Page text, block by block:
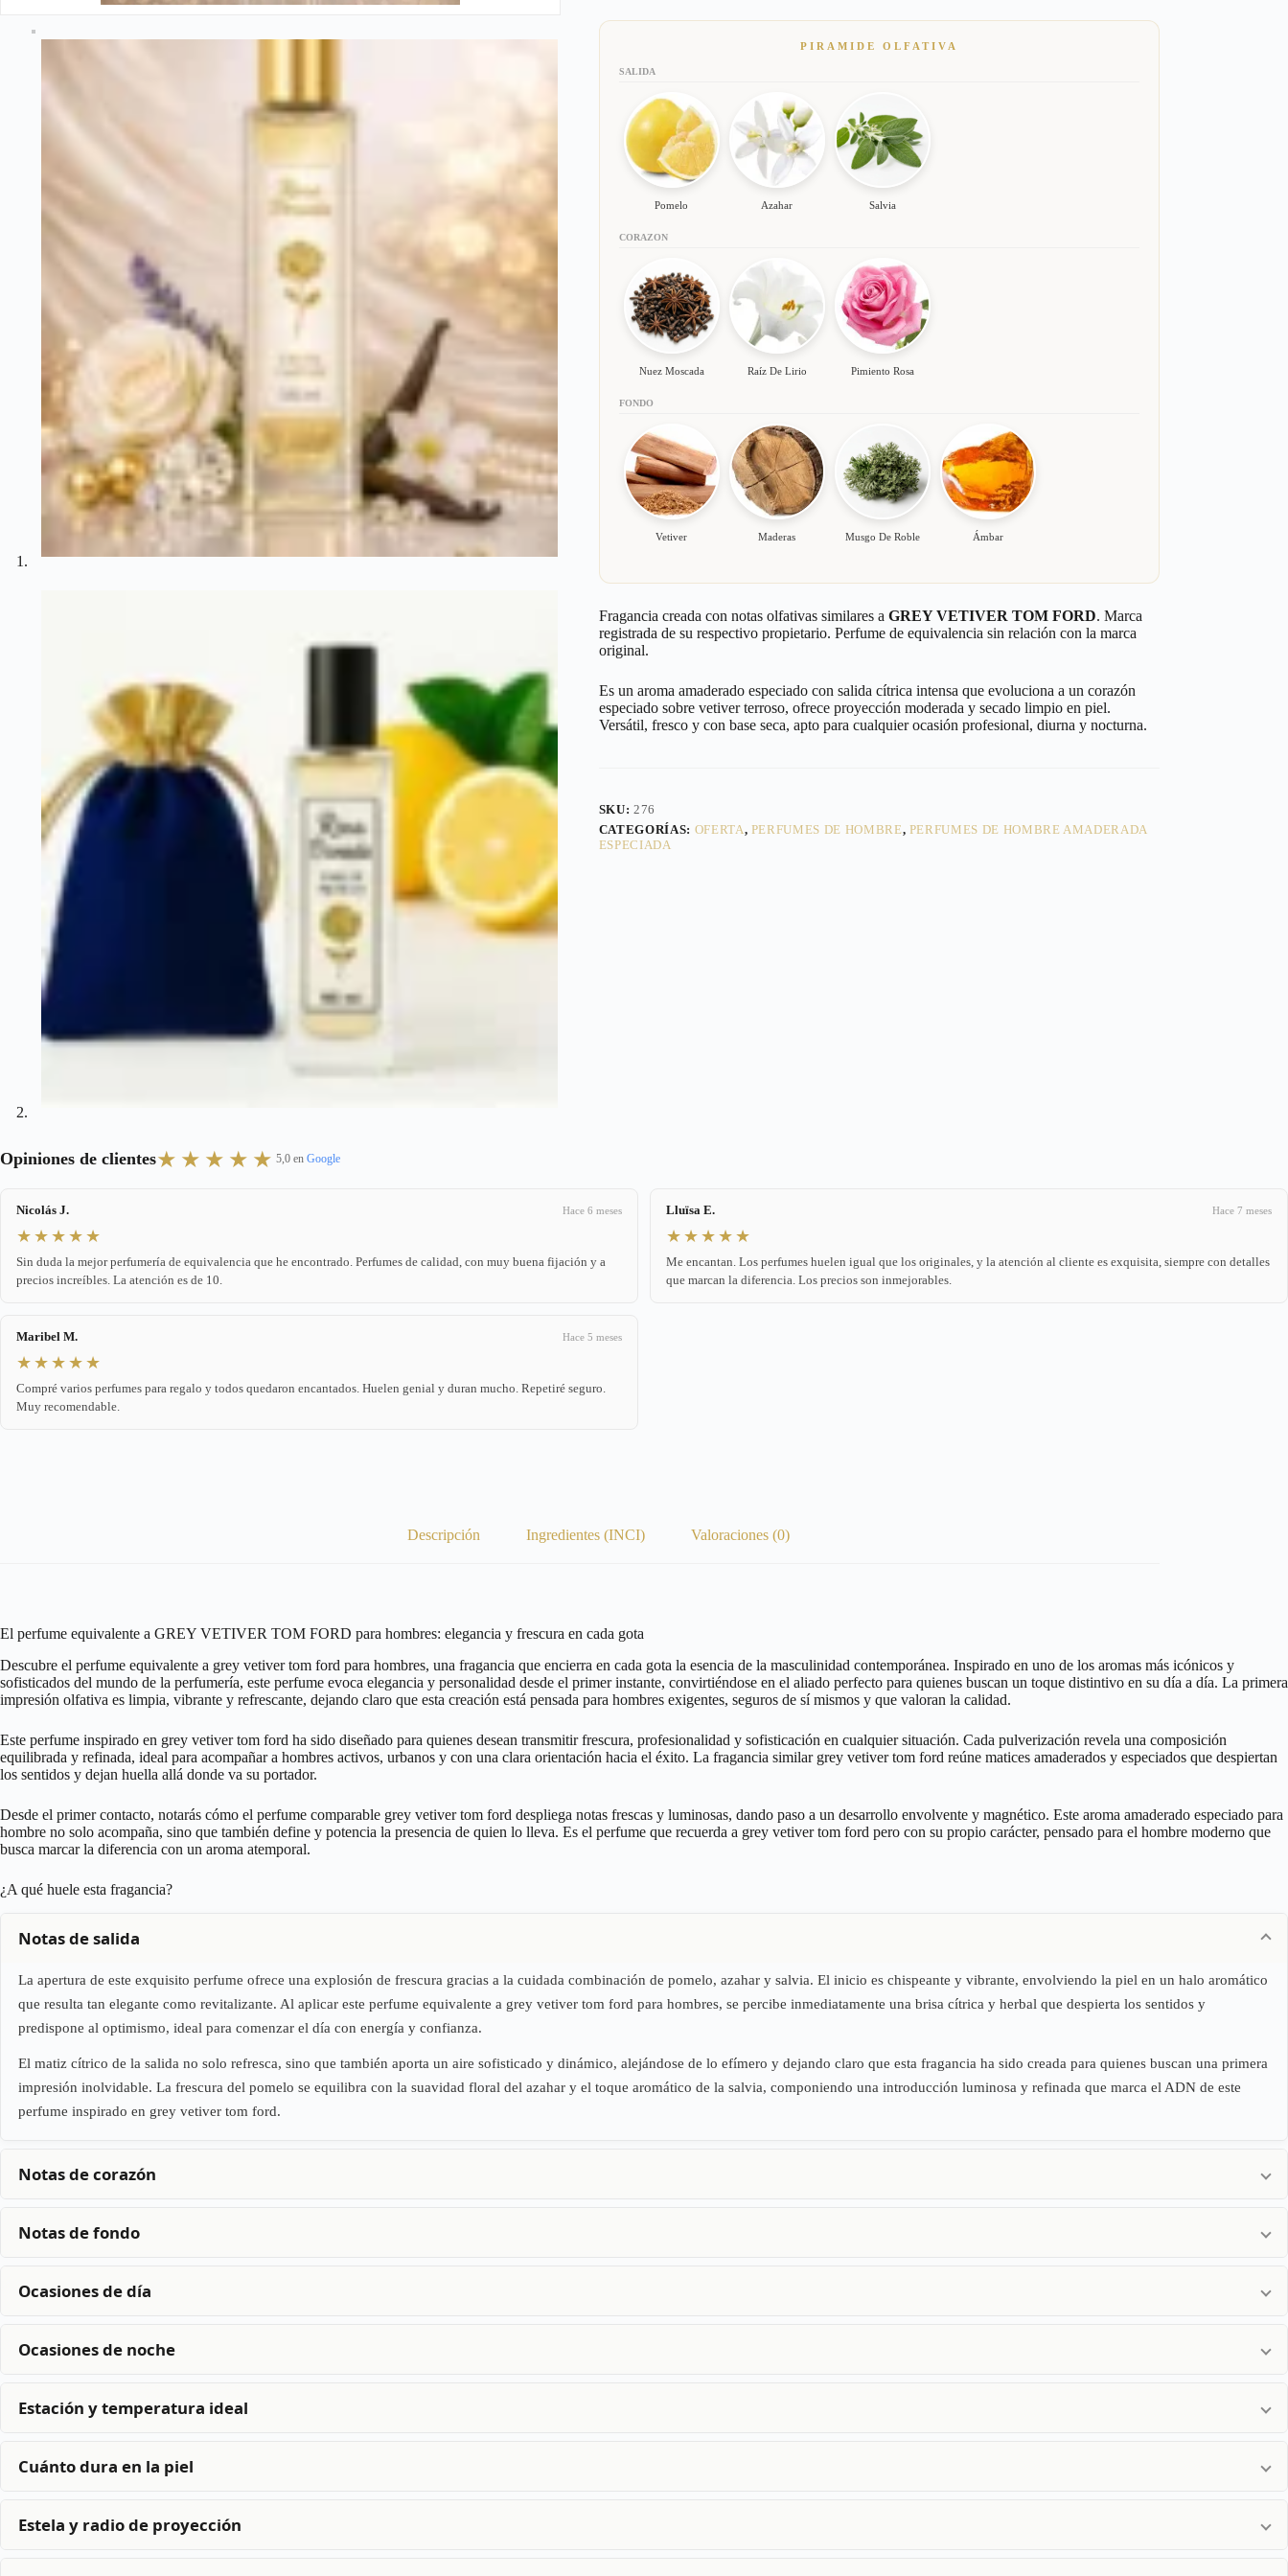
PIRAMIDE OLFATIVA
SALIDA
Pomelo Azahar Salvia
CORAZON
Nuez Moscada Raíz De Lirio Pimiento Rosa
FONDO
Vetiver Maderas Musgo De Roble Ámbar
Fragancia creada con notas olfativas similares a GREY VETIVER TOM FORD. Marca
registrada de su respectivo propietario. Perfume de equivalencia sin relación con la marca
original.
Es un aroma amaderado especiado con salida cítrica intensa que evoluciona a un corazón
especiado sobre vetiver terroso, ofrece proyección moderada y secado limpio en piel.
Versátil, fresco y con base seca, apto para cualquier ocasión profesional, diurna y nocturna.
SKU:276
CATEGORÍAS: OFERTA, PERFUMES DE HOMBRE, PERFUMES DE HOMBRE AMADERADA
ESPECIADA
Opiniones de clientes★★★★★ 5,0 en Google
Nicolás J. Hace 6 meses
★★★★★
Sin duda la mejor perfumería de equivalencia que he encontrado. Perfumes de calidad, con muy buena fijación y a
precios increíbles. La atención es de 10.
Lluïsa E. Hace 7 meses
★★★★★
Me encantan. Los perfumes huelen igual que los originales, y la atención al cliente es exquisita, siempre con detalles
que marcan la diferencia. Los precios son inmejorables.
Maribel M. Hace 5 meses
★★★★★
Compré varios perfumes para regalo y todos quedaron encantados. Huelen genial y duran mucho. Repetiré seguro.
Muy recomendable.
Descripción Ingredientes (INCI) Valoraciones (0)
El perfume equivalente a GREY VETIVER TOM FORD para hombres: elegancia y frescura en cada gota
Descubre el perfume equivalente a grey vetiver tom ford para hombres, una fragancia que encierra en cada gota la esencia de la masculinidad contemporánea. Inspirado en uno de los aromas más icónicos y
sofisticados del mundo de la perfumería, este perfume evoca elegancia y personalidad desde el primer instante, convirtiéndose en el aliado perfecto para quienes buscan un toque distintivo en su día a día. La primera
impresión olfativa es limpia, vibrante y refrescante, dejando claro que esta creación está pensada para hombres exigentes, seguros de sí mismos y que valoran la calidad.
Este perfume inspirado en grey vetiver tom ford ha sido diseñado para quienes desean transmitir frescura, profesionalidad y sofisticación en cualquier situación. Cada pulverización revela una composición
equilibrada y refinada, ideal para acompañar a hombres activos, urbanos y con una clara orientación hacia el éxito. La fragancia similar grey vetiver tom ford reúne matices amaderados y especiados que despiertan
los sentidos y dejan huella allá donde va su portador.
Desde el primer contacto, notarás cómo el perfume comparable grey vetiver tom ford despliega notas frescas y luminosas, dando paso a un desarrollo envolvente y magnético. Este aroma amaderado especiado para
hombre no solo acompaña, sino que también define y potencia la presencia de quien lo lleva. Es el perfume que recuerda a grey vetiver tom ford pero con su propio carácter, pensado para el hombre moderno que
busca marcar la diferencia con un aroma atemporal.
¿A qué huele esta fragancia?
Notas de salida
La apertura de este exquisito perfume ofrece una explosión de frescura gracias a la cuidada combinación de pomelo, azahar y salvia. El inicio es chispeante y vibrante, envolviendo la piel en un halo aromático
que resulta tan elegante como revitalizante. Al aplicar este perfume equivalente a grey vetiver tom ford para hombres, se percibe inmediatamente una brisa cítrica y herbal que despierta los sentidos y
predispone al optimismo, ideal para comenzar el día con energía y confianza.
El matiz cítrico de la salida no solo refresca, sino que también aporta un aire sofisticado y dinámico, alejándose de lo efímero y dejando claro que esta fragancia ha sido creada para quienes buscan una primera
impresión inolvidable. La frescura del pomelo se equilibra con la suavidad floral del azahar y el toque aromático de la salvia, componiendo una introducción luminosa y refinada que marca el ADN de este
perfume inspirado en grey vetiver tom ford.
Notas de corazón
Notas de fondo
Ocasiones de día
Ocasiones de noche
Estación y temperatura ideal
Cuánto dura en la piel
Estela y radio de proyección